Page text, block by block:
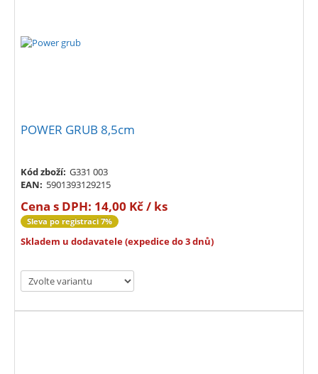
POWER GRUB 8,5cm
Kód zboží: G331 003
EAN: 5901393129215
Cena s DPH: 14,00 Kč / ks
Sleva po registraci 7%
Skladem u dodavatele (expedice do 3 dnů)